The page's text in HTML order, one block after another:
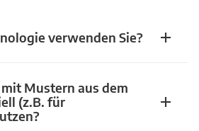
verwenden Sie?
Mustern aus dem
(z.B. für